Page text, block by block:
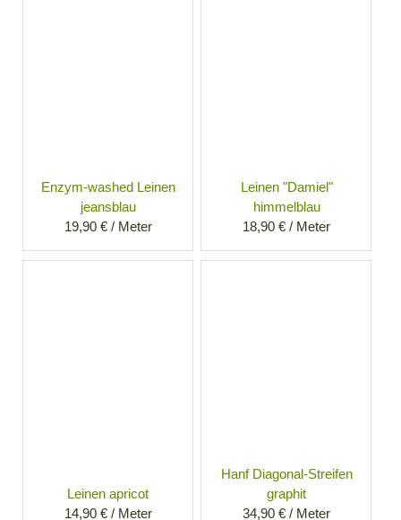
Enzym-washed Leinen
jeansblau
19,90 € / Meter
Leinen "Damiel"
himmelblau
18,90 € / Meter
Leinen apricot
14,90 € / Meter
Hanf Diagonal-Streifen
graphit
34,90 € / Meter